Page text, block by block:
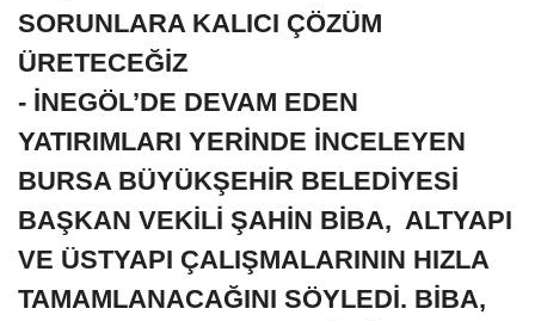
SORUNLARA KALICI ÇÖZÜM
ÜRETECEĞİZ
- İNEGÖL’DE DEVAM EDEN
YATIRIMLARI YERİNDE İNCELEYEN
BURSA BÜYÜKŞEHİR BELEDİYESİ
BAŞKAN VEKİLİ ŞAHİN BİBA, ALTYAPI
VE ÜSTYAPI ÇALIŞMALARININ HIZLA
TAMAMLANACAĞINI SÖYLEDİ. BİBA,